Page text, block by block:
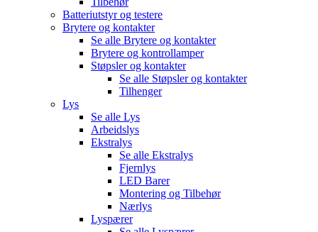
Batteriutstyr og testere
Brytere og kontakter
Se alle Brytere og kontakter
Brytere og kontrollamper
Støpsler og kontakter
Se alle Støpsler og kontakter
Tilhenger
Lys
Se alle Lys
Arbeidslys
Ekstralys
Se alle Ekstralys
Fjernlys
LED Barer
Montering og Tilbehør
Nærlys
Lyspærer